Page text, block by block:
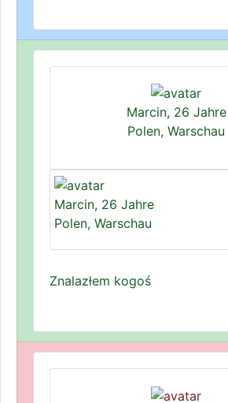
Marcin, 26 Jahre
Polen, Warschau
Marcin, 26 Jahre
Polen, Warschau
Znalazłem kogoś